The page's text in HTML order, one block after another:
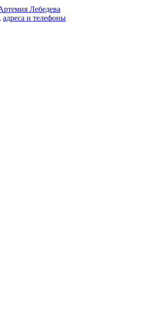
Лебедева
, адреса и телефоны